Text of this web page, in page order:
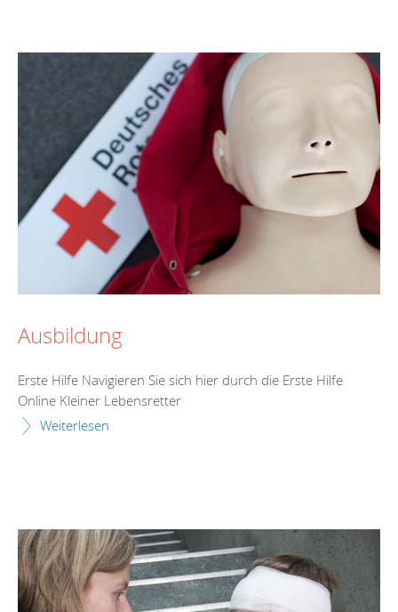
Ausbildung
Erste Hilfe Navigieren Sie sich hier durch die Erste Hilfe
Online Kleiner Lebensretter
Weiterlesen